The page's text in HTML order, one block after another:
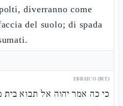
diverranno come
del suolo; di spada
EBRAICO (MT)
כי כה אמר יהוה אל תבוא